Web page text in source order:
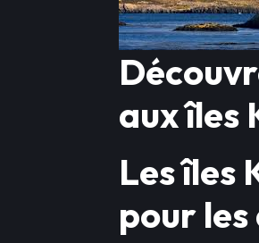
aux îles
Les îles
pour